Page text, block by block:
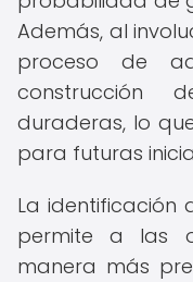
Además, al
proceso de
construcción
duraderas, lo
para futuras
La identificación
permite a las
manera más